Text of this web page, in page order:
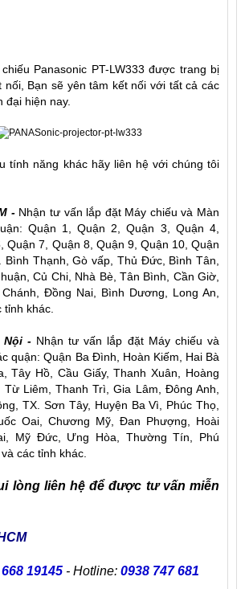
Panasonic PT-LW333 được trang bị
nối, Bạn sẽ yên tâm kết nối với tất cả các
đại hiện nay.
tính năng khác hãy liên hệ với chúng tôi
- Nhận tư vấn lắp đặt Máy chiếu và Màn
Quận 1, Quận 2, Quận 3, Quận 4,
Quận 7, Quận 8, Quận 9, Quận 10, Quận
Bình Thạnh, Gò vấp, Thủ Đức, Bình Tân,
Củ Chi, Nhà Bè, Tân Bình, Cần Giờ,
Đồng Nai, Bình Dương, Long An,
tỉnh khác.
Nội - Nhận tư vấn lắp đặt Máy chiếu và
quận: Quận Ba Đình, Hoàn Kiếm, Hai Bà
Tây Hồ, Cầu Giấy, Thanh Xuân, Hoàng
Từ Liêm, Thanh Trì, Gia Lâm, Đông Anh,
TX. Sơn Tây, Huyện Ba Vì, Phúc Thọ,
Oai, Chương Mỹ, Đan Phượng, Hoài
Mỹ Đức, Ưng Hòa, Thường Tín, Phú
các tỉnh khác.
lòng liên hệ để được tư vấn miễn
19145 - Hotline: 0938 747 681